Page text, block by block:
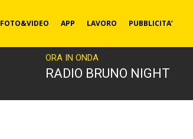
FOTO&VIDEO APP LAVORO PUBBLICITA’
ORA IN ONDA
RADIO BRUNO NIGHT